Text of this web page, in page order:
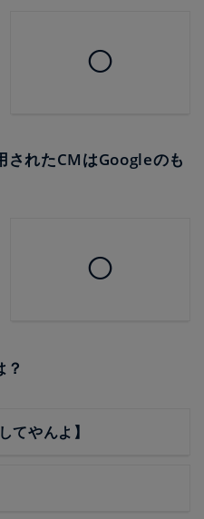
◯
されたCMはGoogleのも
◯
てやんよ】